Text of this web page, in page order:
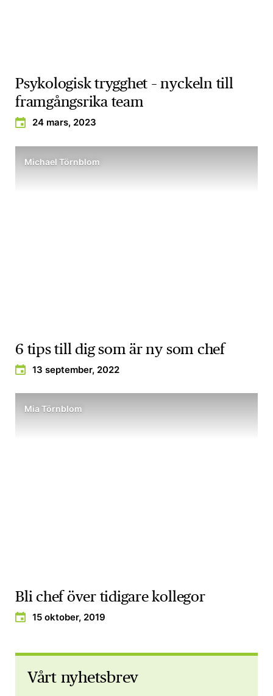
Psykologisk trygghet – nyckeln till
framgångsrika team
24 mars, 2023
Michael Törnblom
6 tips till dig som är ny som chef
13 september, 2022
Mia Törnblom
Bli chef över tidigare kollegor
15 oktober, 2019
Vårt nyhetsbrev